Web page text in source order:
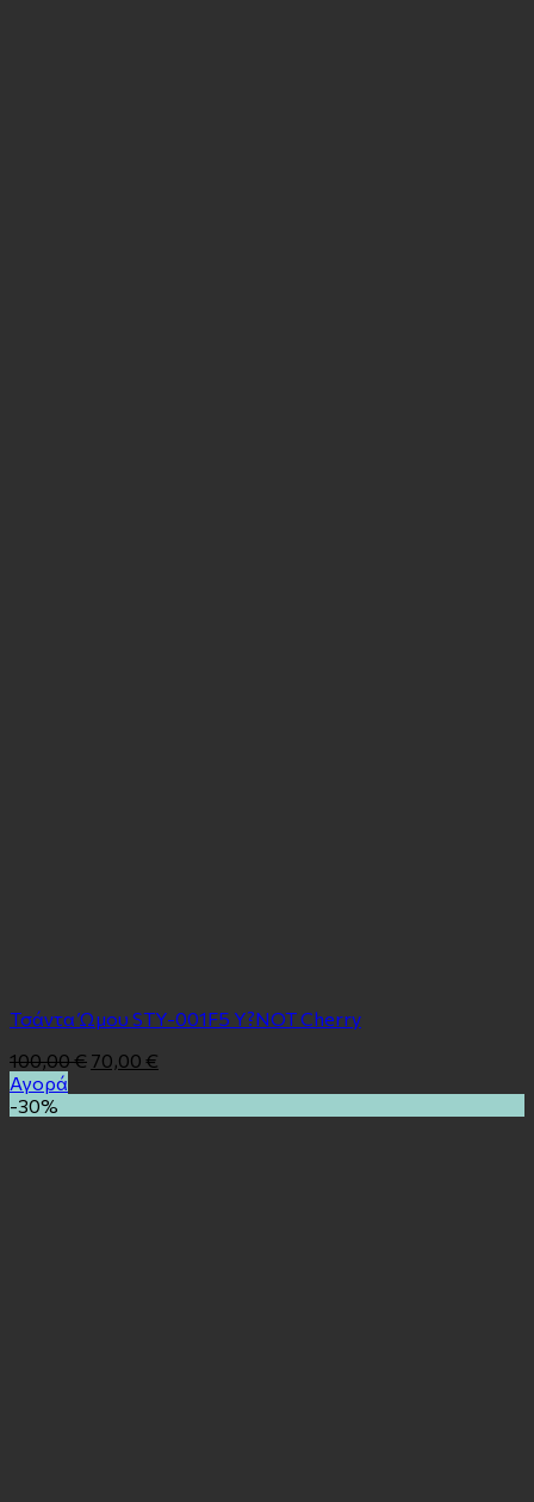
Τσάντα Ώμου STY-001F5 Y?NOT Cherry
100,00€ 70,00 €
Αγορά
-30%